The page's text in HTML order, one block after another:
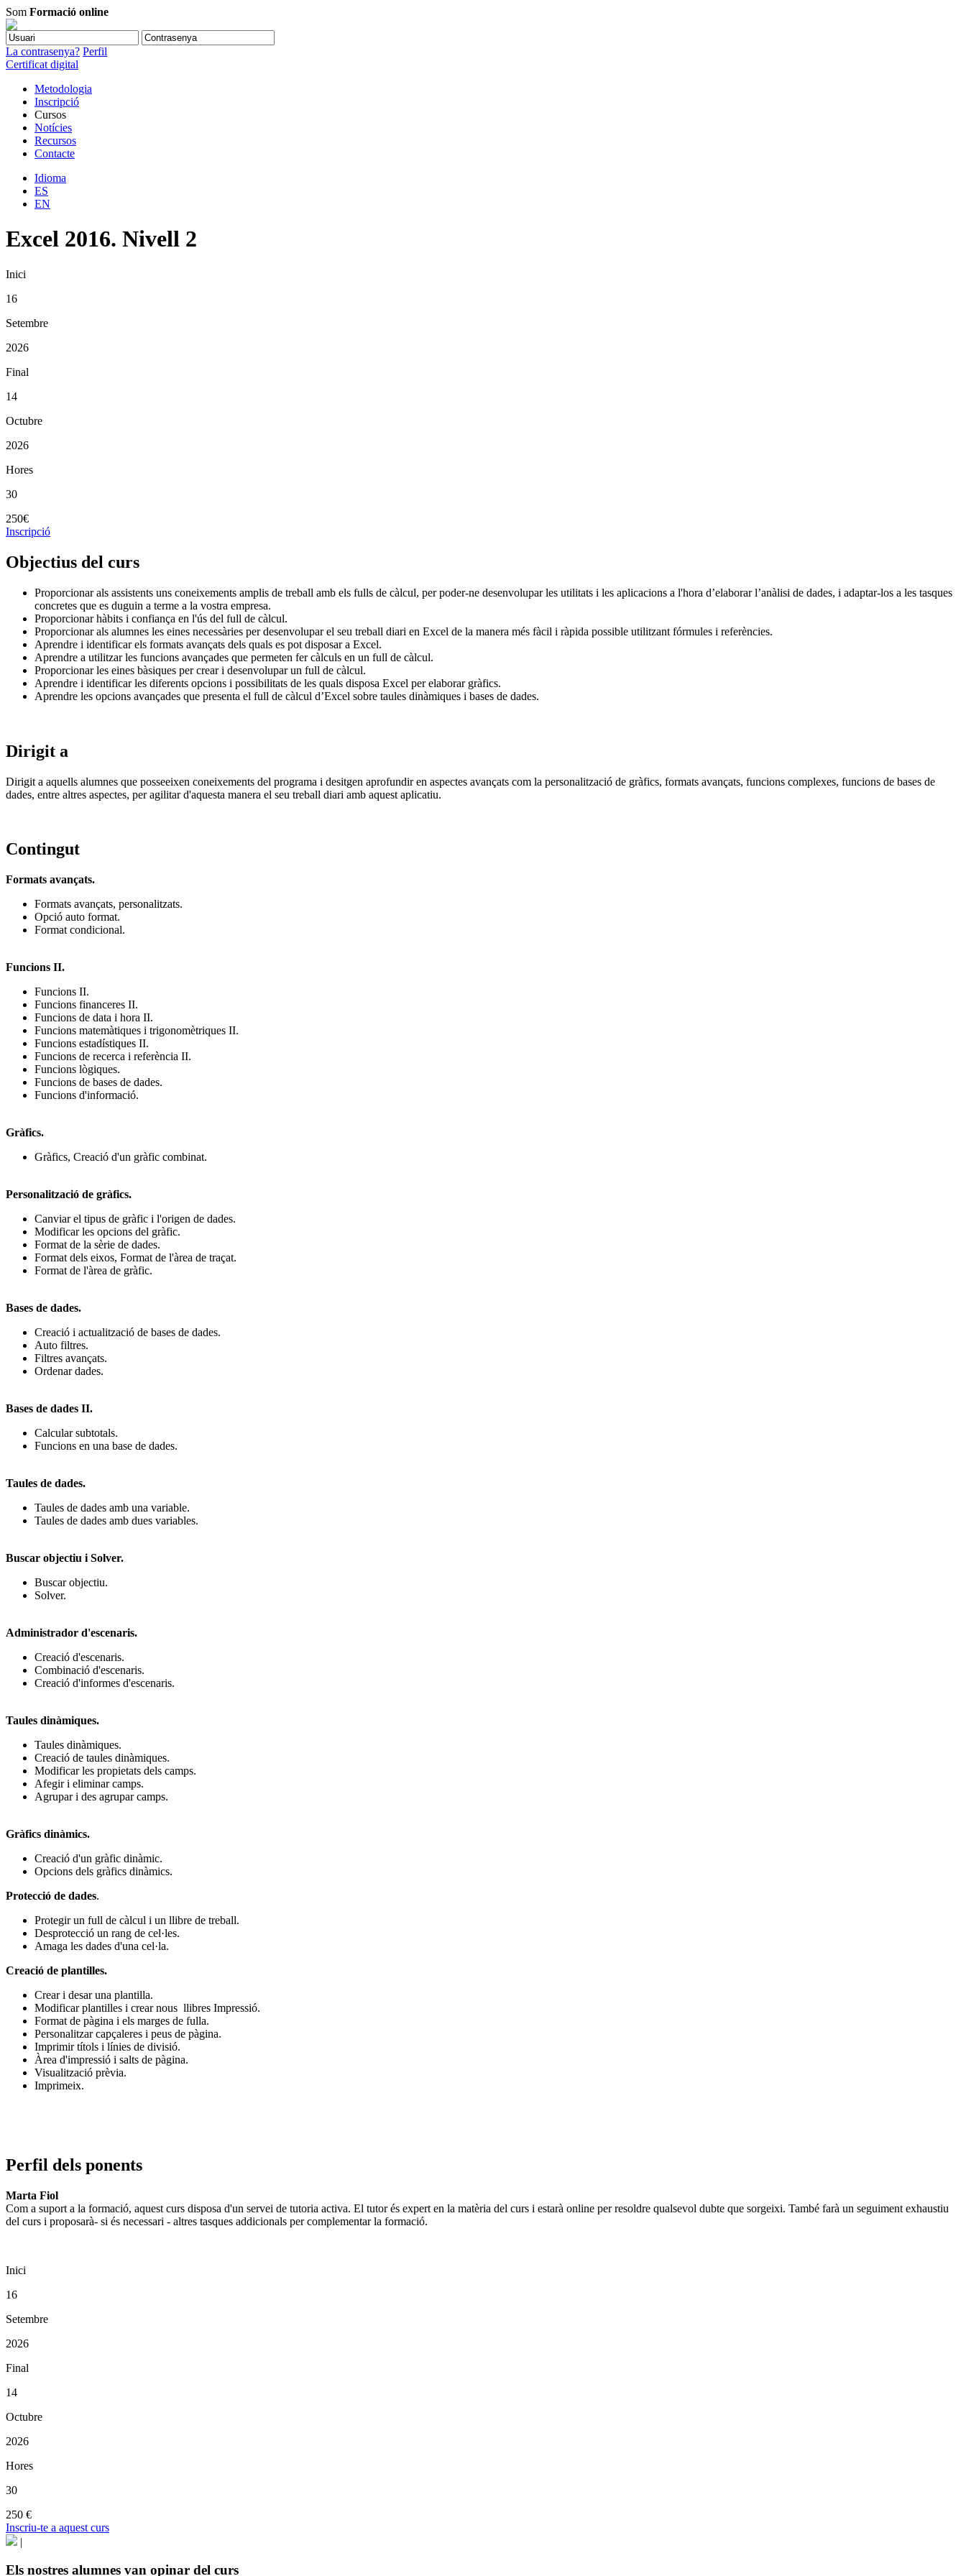
Som Formació online
La contrasenya? Perfil
Certificat digital
Metodologia
Inscripció
Cursos
Notícies
Recursos
Contacte
Idioma
ES
EN
Excel 2016. Nivell 2
Inici
16
Setembre
2026
Final
14
Octubre
2026
Hores
30
250€
Inscripció
Objectius del curs
Proporcionar als assistents uns coneixements amplis de treball amb els fulls de càlcul, per poder-ne desenvolupar les utilitats i les aplicacions a l'hora d’elaborar l’anàlisi de dades, i adaptar-los a les tasques
concretes que es duguin a terme a la vostra empresa.
Proporcionar hàbits i confiança en l'ús del full de càlcul.
Proporcionar als alumnes les eines necessàries per desenvolupar el seu treball diari en Excel de la manera més fàcil i ràpida possible utilitzant fórmules i referències.
Aprendre i identificar els formats avançats dels quals es pot disposar a Excel.
Aprendre a utilitzar les funcions avançades que permeten fer càlculs en un full de càlcul.
Proporcionar les eines bàsiques per crear i desenvolupar un full de càlcul.
Aprendre i identificar les diferents opcions i possibilitats de les quals disposa Excel per elaborar gràfics.
Aprendre les opcions avançades que presenta el full de càlcul d’Excel sobre taules dinàmiques i bases de dades.
Dirigit a
Dirigit a aquells alumnes que posseeixen coneixements del programa i desitgen aprofundir en aspectes avançats com la personalització de gràfics, formats avançats, funcions complexes, funcions de bases de
dades, entre altres aspectes, per agilitar d'aquesta manera el seu treball diari amb aquest aplicatiu.
Contingut
Formats avançats.
Formats avançats, personalitzats.
Opció auto format.
Format condicional.
Funcions II.
Funcions II.
Funcions financeres II.
Funcions de data i hora II.
Funcions matemàtiques i trigonomètriques II.
Funcions estadístiques II.
Funcions de recerca i referència II.
Funcions lògiques.
Funcions de bases de dades.
Funcions d'informació.
Gràfics.
Gràfics, Creació d'un gràfic combinat.
Personalització de gràfics.
Canviar el tipus de gràfic i l'origen de dades.
Modificar les opcions del gràfic.
Format de la sèrie de dades.
Format dels eixos, Format de l'àrea de traçat.
Format de l'àrea de gràfic.
Bases de dades.
Creació i actualització de bases de dades.
Auto filtres.
Filtres avançats.
Ordenar dades.
Bases de dades II.
Calcular subtotals.
Funcions en una base de dades.
Taules de dades.
Taules de dades amb una variable.
Taules de dades amb dues variables.
Buscar objectiu i Solver.
Buscar objectiu.
Solver.
Administrador d'escenaris.
Creació d'escenaris.
Combinació d'escenaris.
Creació d'informes d'escenaris.
Taules dinàmiques.
Taules dinàmiques.
Creació de taules dinàmiques.
Modificar les propietats dels camps.
Afegir i eliminar camps.
Agrupar i des agrupar camps.
Gràfics dinàmics.
Creació d'un gràfic dinàmic.
Opcions dels gràfics dinàmics.
Protecció de dades.
Protegir un full de càlcul i un llibre de treball.
Desprotecció un rang de cel·les.
Amaga les dades d'una cel·la.
Creació de plantilles.
Crear i desar una plantilla.
Modificar plantilles i crear nous llibres Impressió.
Format de pàgina i els marges de fulla.
Personalitzar capçaleres i peus de pàgina.
Imprimir títols i línies de divisió.
Àrea d'impressió i salts de pàgina.
Visualització prèvia.
Imprimeix.
Perfil dels ponents
Marta Fiol
Com a suport a la formació, aquest curs disposa d'un servei de tutoria activa. El tutor és expert en la matèria del curs i estarà online per resoldre qualsevol dubte que sorgeixi. També farà un seguiment exhaustiu
del curs i proposarà- si és necessari - altres tasques addicionals per complementar la formació.
Inici
16
Setembre
2026
Final
14
Octubre
2026
Hores
30
250 €
Inscriu-te a aquest curs
|
Els nostres alumnes van opinar del curs